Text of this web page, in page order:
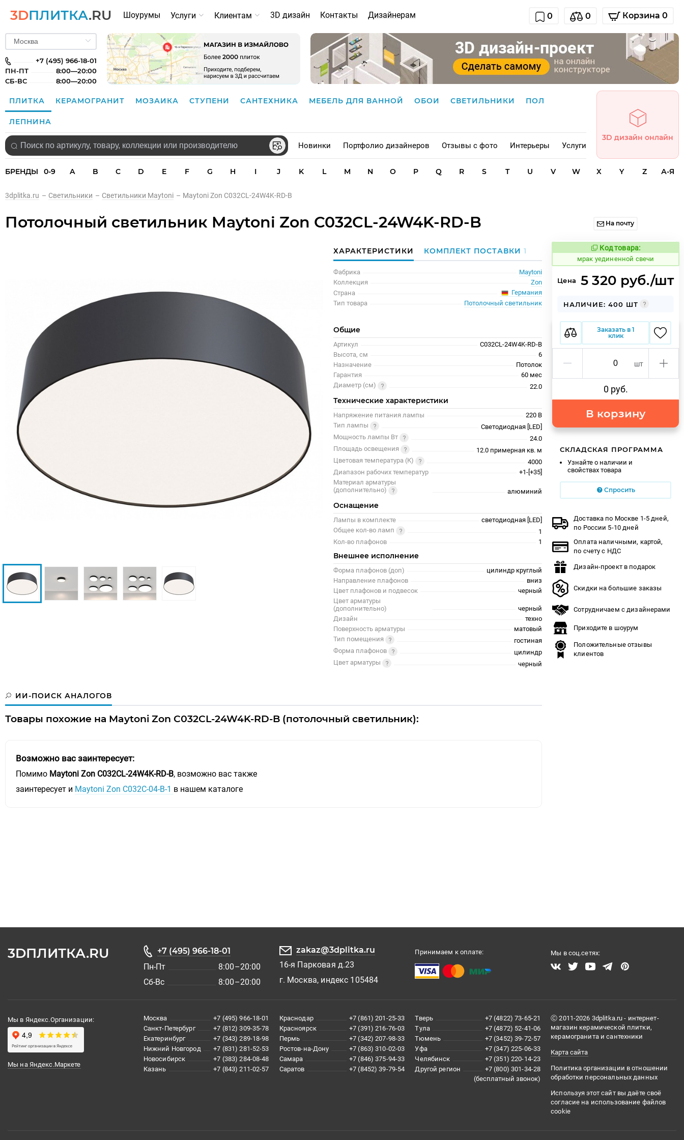
3DПЛИТКА.RU Шоурумы Услуги Клиентам 3D дизайн Контакты Дизайнерам 0 0 Корзина 0
+7 (495) 966-18-01
ПН-ПТ
8:00—20:00
СБ-ВС
8:00—20:00
ПЛИТКА КЕРАМОГРАНИТ МОЗАИКА СТУПЕНИ САНТЕХНИКА МЕБЕЛЬ ДЛЯ ВАННОЙ ОБОИ СВЕТИЛЬНИКИ ПОЛ
ЛЕПНИНА
Новинки Портфолио дизайнеров Отзывы с фото Интерьеры Услуги
3D дизайн онлайн
БРЕНДЫ 0-9 A B C D E F G H I J K L M N O P Q R S T U V W X Y Z А-Я
3dplitka.ru – Светильники – Светильники Maytoni – Maytoni Zon C032CL-24W4K-RD-B
Потолочный светильник Maytoni Zon C032CL-24W4K-RD-B На почту
ХАРАКТЕРИСТИКИ КОМПЛЕКТ ПОСТАВКИ1
Фабрика
Maytoni
Коллекция
Zon
Страна
Германия
Тип товара
Потолочный светильник
Общие
Артикул
C032CL-24W4K-RD-B
Высота, см
6
Назначение
Потолок
Гарантия
60 меc
Диаметр (см)
22.0
Технические характеристики
Напряжение питания лампы
220 В
Тип лампы
Светодиодная [LED]
Мощность лампы Вт
24.0
Площадь освещения
12.0 примерная кв. м
Цветовая температура (К)
4000
Диапазон рабочих температур
+1-[+35]
Материал арматуры
(дополнительно)
алюминий
Оснащение
Лампы в комплекте
светодиодная [LED]
Общее кол-во ламп
1
Кол-во плафонов
1
Внешнее исполнение
Форма плафонов (доп)
цилиндр круглый
Направление плафонов
вниз
Цвет плафонов и подвесок
черный
Цвет арматуры
(дополнительно)
черный
Дизайн
техно
Поверхность арматуры
матовый
Тип помещения
гостиная
Форма плафонов
цилиндр
Цвет арматуры
черный
ИИ-ПОИСК АНАЛОГОВ
Товары похожие на Maytoni Zon C032CL-24W4K-RD-B (потолочный светильник):
Возможно вас заинтересует:
Помимо Maytoni Zon C032CL-24W4K-RD-B, возможно вас также
заинтересует и Maytoni Zon C032C-04-B-1 в нашем каталоге
Код товара:
1060459 Код товара:
мрак уединенной свечи
Цена 5 320 руб./шт
НАЛИЧИЕ: 400 ШТ
Заказать в 1
клик
шт
0 руб.
В корзину
СКЛАДСКАЯ ПРОГРАММА
Узнайте о наличии и
свойствах товара
Спросить
Доставка по Москве 1-5 дней,
по России 5-10 дней
Оплата наличными, картой,
по счету с НДС
Дизайн-проект в подарок
Скидки на большие заказы
Сотрудничаем с дизайнерами
Приходите в шоурум
Положительные отзывы
клиентов
3DПЛИТКА.RU
+7 (495) 966-18-01
Пн-Пт
8:00–20:00
Сб-Вс
8:00–20:00
zakaz@3dplitka.ru
16-я Парковая д.23
г. Москва, индекс 105484
Принимаем к оплате: Мы в соц.сетях:
Мы в Яндекс.Организации:
Мы на Яндекс.Маркете
Москва
+7 (495) 966-18-01
Санкт-Петербург
+7 (812) 309-35-78
Екатеринбург
+7 (343) 289-18-98
Нижний Новгород
+7 (831) 281-52-53
Новосибирск
+7 (383) 284-08-48
Казань
+7 (843) 211-02-57
Краснодар
+7 (861) 201-25-33
Красноярск
+7 (391) 216-76-03
Пермь
+7 (342) 207-98-33
Ростов-на-Дону
+7 (863) 310-02-03
Самара
+7 (846) 375-94-33
Саратов
+7 (8452) 39-79-54
Тверь
+7 (4822) 73-65-21
Тула
+7 (4872) 52-41-06
Тюмень
+7 (3452) 39-72-57
Уфа
+7 (347) 225-06-33
Челябинск
+7 (351) 220-14-23
Другой регион
+7 (800) 301-34-28
(бесплатный звонок)
Ⓒ 2011-2026 3dplitka.ru - интернет-
магазин керамической плитки,
керамогранита и сантехники
Карта сайта
Политика организации в отношении
обработки персональных данных
Используя этот сайт вы даёте своё
согласие на использование файлов
cookie